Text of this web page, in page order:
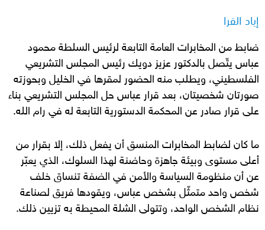
إياد القرا
ضابط من المخابرات العامة التابعة لرئيس السلطة محمود
عباس يتّصل بالدكتور عزيز دويك رئيس المجلس التشريعي
الفلسطيني، ويطلب منه الحضور لمقرها في الخليل وبحوزته
صورتان شخصيتان، بعد قرار عباس حل المجلس التشريعي بناء
على قرار صادر عن المحكمة الدستورية التابعة له في رام الله.
ما كان لضابط المخابرات المنسق أن يفعل ذلك، إلا بقرار من
أعلى مستوى وبيئة جاهزة وحاضنة لهذا السلوك، الذي يعبّر
عن أن منظومة السياسة والأمن في الضفة تنساق خلف
شخص واحد متمثّل بشخص عباس، ويقودها فريق لصناعة
نظام الشخص الواحد، وتتولى الشلة المحيطة به تزيين ذلك.